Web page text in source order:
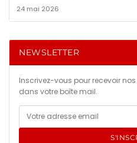
24 mai 2026
NEWSLETTER
Inscrivez-vous pour recevoir
dans votre boîte mail.